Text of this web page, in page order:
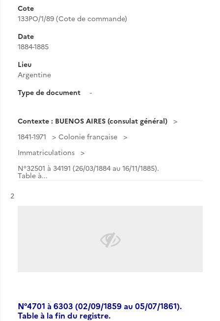
Cote
133PO/1/89 (Cote de commande)
Date
1884-1885
Lieu
Argentine
Type de document
-
Contexte : BUENOS AIRES (consulat général)
1841-1971
Colonie française
Immatriculations
N°32501 à 34191 (26/03/1884 au 16/11/1885).
Table à...
Résultat n°
2
N°4701 à 6303 (02/09/1859 au 05/07/1861).
Table à la fin du registre.